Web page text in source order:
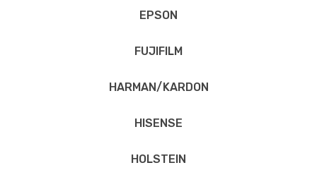
EPSON
FUJIFILM
HARMAN/KARDON
HISENSE
HOLSTEIN